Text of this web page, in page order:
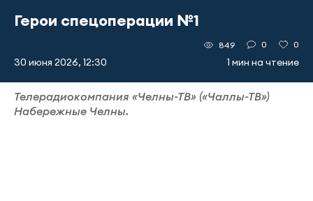
Герои спецоперации №1
30 июня 2026, 12:30
849 0 0
1 мин на чтение
Телерадиокомпания «Челны-ТВ» («Чаллы-ТВ»)
Набережные Челны.